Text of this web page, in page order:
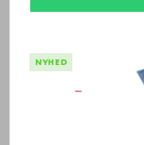
NYHED